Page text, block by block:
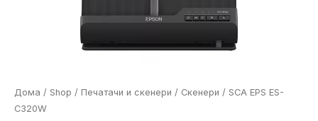
Дома / Shop / Печатачи и скенери / Скенери / SCA EPS ES-
C320W